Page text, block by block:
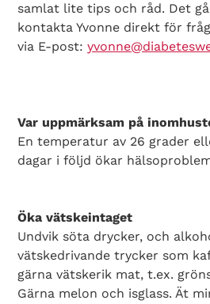
samlat lite tips och råd. Det
kontakta Yvonne direkt för
via E-post:
Var uppmärksam på
En temperatur av 26 grader
dagar i följd ökar
Öka vätskeintaget
Undvik söta drycker, och
vätskedrivande trycker som
gärna vätskerik mat, t.ex.
Gärna melon och isglass. Ät